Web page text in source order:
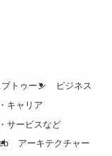
トゥーン
ビジネス
キャリア
サービスなど
アーキテクチャー